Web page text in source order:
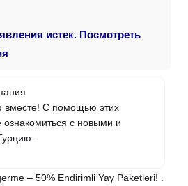
истек. Посмотреть
вместе! С помощью этих
с новыми и
– 50% Endirimli Yay Paketləri! .